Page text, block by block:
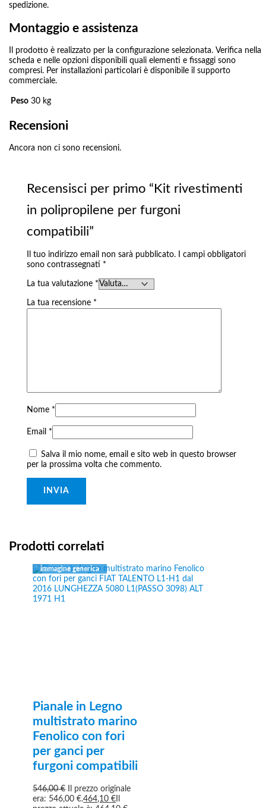
spedizione.
Montaggio e assistenza
Il prodotto è realizzato per la configurazione selezionata. Verifica nella
scheda e nelle opzioni disponibili quali elementi e fissaggi sono
compresi. Per installazioni particolari è disponibile il supporto
commerciale.
Peso 30 kg
Recensioni
Ancora non ci sono recensioni.
Recensisci per primo “Kit rivestimenti
in polipropilene per furgoni
compatibili”
Il tuo indirizzo email non sarà pubblicato.
I campi obbligatori
sono contrassegnati *
La tua valutazione *
La tua recensione *
Nome *
Email *
Salva il mio nome, email e sito web in questo browser
per la prossima volta che commento.
Prodotti correlati
Pianale in Legno
multistrato marino
Fenolico con fori
per ganci per
furgoni compatibili
546,00€
Il prezzo originale
era: 546,00 €.464,10€